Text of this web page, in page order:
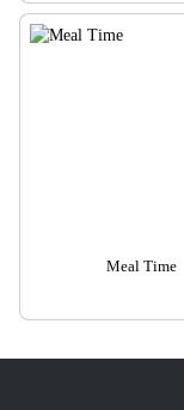
Meal Time